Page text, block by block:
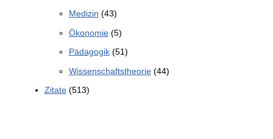
Medizin (43)
Ökonomie(5)
Pädagogik(51)
Wissenschaftstheorie(44)
Zitate(513)